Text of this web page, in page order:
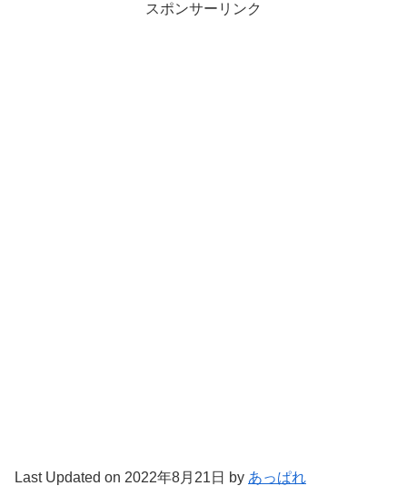
スポンサーリンク
Last Updated on 2022年8月21日 by あっぱれ